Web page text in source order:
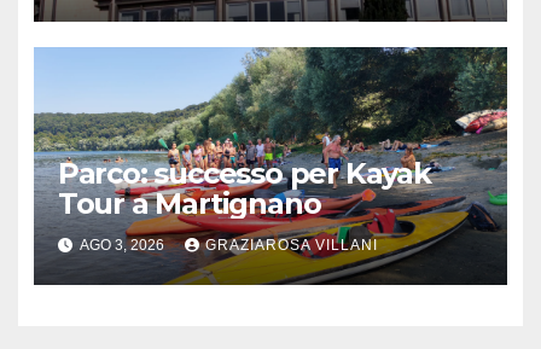
Parco: successo per Kayak
Tour a Martignano
AGO 3, 2026 GRAZIAROSA VILLANI